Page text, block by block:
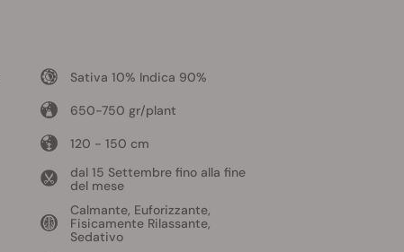
Sativa 10% Indica 90%
650-750 gr/plant
120 - 150 cm
dal 15 Settembre fino alla fine
del mese
Calmante, Euforizzante,
Fisicamente Rilassante,
Sedativo